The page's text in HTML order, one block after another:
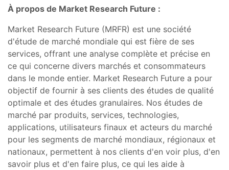
À propos de Market Research Future :
Market Research Future (MRFR) est une société
d'étude de marché mondiale qui est fière de ses
services, offrant une analyse complète et précise en
ce qui concerne divers marchés et consommateurs
dans le monde entier. Market Research Future a pour
objectif de fournir à ses clients des études de qualité
optimale et des études granulaires. Nos études de
marché par produits, services, technologies,
applications, utilisateurs finaux et acteurs du marché
pour les segments de marché mondiaux, régionaux et
nationaux, permettent à nos clients d'en voir plus, d'en
savoir plus et d'en faire plus, ce qui les aide à